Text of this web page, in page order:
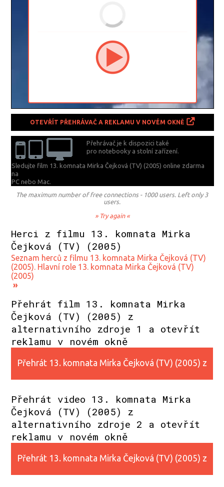
OTEVŘÍT PŘEHRÁVAČ A REKLAMU V NOVÉM OKNĚ
Přehrávač je k dispozici také
pro notebooky a stolní zařízení.
Sledujte film 13. komnata Mirka Čejková (TV) (2005) online zdarma
na
PC nebo Mac.
The maximum number of free connections - 1000 users. Left only 3
users.
» Try again «
Herci z filmu 13. komnata Mirka
Čejková (TV) (2005)
Seznam herců z filmu 13. komnata Mirka Čejková (TV)
(2005). Hlavní role 13. komnata Mirka Čejková (TV)
(2005)
»
Přehrát film 13. komnata Mirka
Čejková (TV) (2005) z
alternativního zdroje 1 a otevřít
reklamu v novém okně
Přehrát 13. komnata Mirka Čejková (TV) (2005) z
Přehrát video 13. komnata Mirka
Čejková (TV) (2005) z
alternativního zdroje 2 a otevřít
reklamu v novém okně
Přehrát 13. komnata Mirka Čejková (TV) (2005) z